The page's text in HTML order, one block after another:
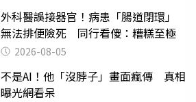
外科醫誤接器官！病患「腸道閉環」
無法排便險死 同行看傻：糟糕至極
2026-08-05
不是AI！他「沒脖子」畫面瘋傳 真相
曝光網看呆